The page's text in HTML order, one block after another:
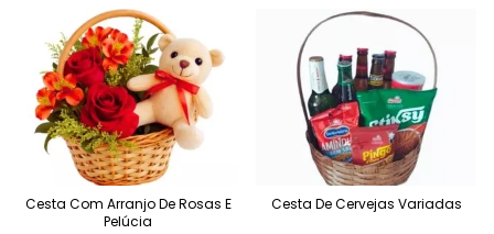
Cesta Com Arranjo De Rosas E
Pelúcia
Cesta De Cervejas Variadas